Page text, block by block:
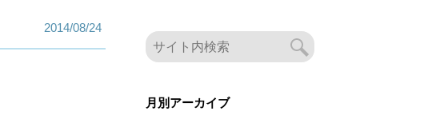
2014/08/24
月別アーカイブ